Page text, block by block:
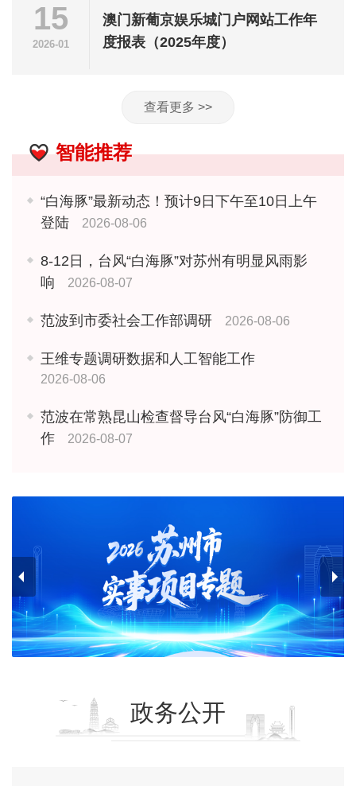
15
2026-01
澳门新葡京娱乐城门户网站工作年
度报表（2025年度）
查看更多 >>
智能推荐
“白海豚”最新动态！预计9日下午至10日上午
登陆
2026-08-06
8-12日，台风“白海豚”对苏州有明显风雨影
响
2026-08-07
范波到市委社会工作部调研 2026-08-06
王维专题调研数据和人工智能工作
2026-08-06
范波在常熟昆山检查督导台风“白海豚”防御工
作
2026-08-07
政务公开